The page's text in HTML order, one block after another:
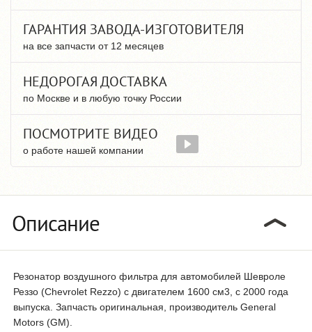
ГАРАНТИЯ ЗАВОДА-ИЗГОТОВИТЕЛЯ
на все запчасти от 12 месяцев
НЕДОРОГАЯ ДОСТАВКА
по Москве и в любую точку России
ПОСМОТРИТЕ ВИДЕО
о работе нашей компании
Описание
Резонатор воздушного фильтра для автомобилей Шевроле
Реззо (Chevrolet Rezzo) с двигателем 1600 см3, с 2000 года
выпуска. Запчасть оригинальная, производитель General
Motors (GM).